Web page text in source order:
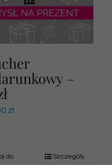
–
zł
do
Szczegóły